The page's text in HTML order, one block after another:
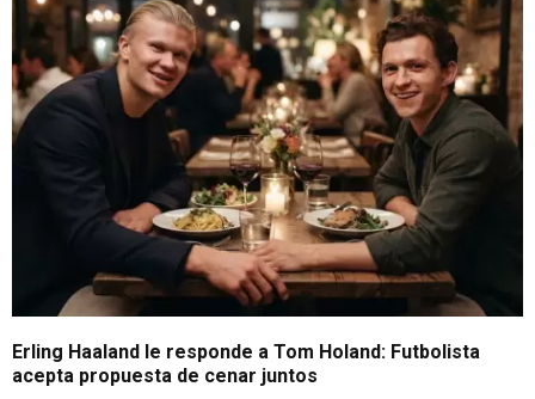
Erling Haaland le responde a Tom Holand: Futbolista
acepta propuesta de cenar juntos